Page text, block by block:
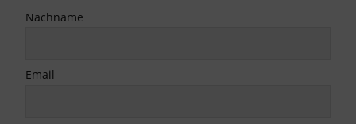
Nachname
Email